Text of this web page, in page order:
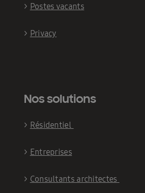
> Postes vacants
> Privacy
Nos solutions
> Résidentiel
> Entreprises
> Consultants architectes